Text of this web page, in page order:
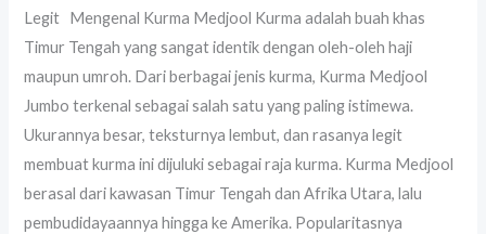
Legit Mengenal Kurma Medjool Kurma adalah buah khas
Timur Tengah yang sangat identik dengan oleh-oleh haji
maupun umroh. Dari berbagai jenis kurma, Kurma Medjool
Jumbo terkenal sebagai salah satu yang paling istimewa.
Ukurannya besar, teksturnya lembut, dan rasanya legit
membuat kurma ini dijuluki sebagai raja kurma. Kurma Medjool
berasal dari kawasan Timur Tengah dan Afrika Utara, lalu
pembudidayaannya hingga ke Amerika. Popularitasnya